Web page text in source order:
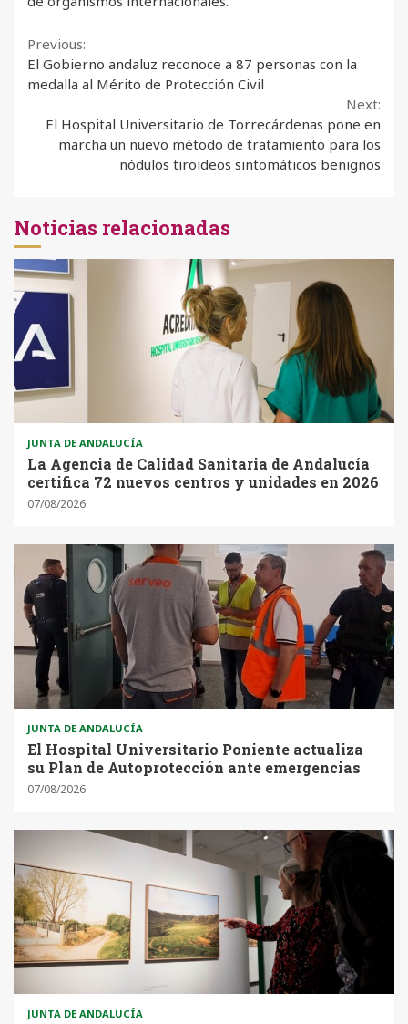
Continue
Reading
Previous:
El Gobierno andaluz reconoce a 87 personas con la
medalla al Mérito de Protección Civil
Next:
El Hospital Universitario de Torrecárdenas pone en
marcha un nuevo método de tratamiento para los
nódulos tiroideos sintomáticos benignos
Noticias relacionadas
JUNTA DE ANDALUCÍA
La Agencia de Calidad Sanitaria de Andalucía
certifica 72 nuevos centros y unidades en 2026
07/08/2026
JUNTA DE ANDALUCÍA
El Hospital Universitario Poniente actualiza
su Plan de Autoprotección ante emergencias
07/08/2026
JUNTA DE ANDALUCÍA